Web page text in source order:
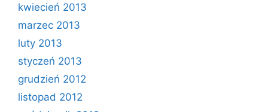
kwiecień 2013
marzec 2013
luty 2013
styczeń 2013
grudzień 2012
listopad 2012